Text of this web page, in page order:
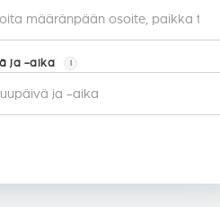
ja -aika i